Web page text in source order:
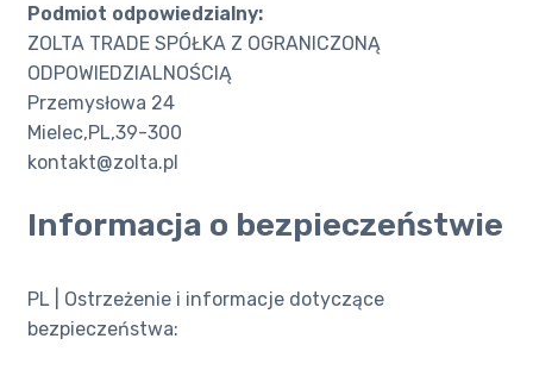
Podmiot odpowiedzialny:
ZOLTA TRADE SPÓŁKA Z OGRANICZONĄ
ODPOWIEDZIALNOŚCIĄ
Przemysłowa 24
Mielec,PL,39-300
kontakt@zolta.pl
Informacja o bezpieczeństwie
PL | Ostrzeżenie i informacje dotyczące
bezpieczeństwa: